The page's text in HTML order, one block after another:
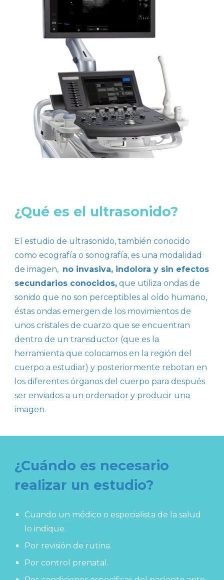
¿Qué es el ultrasonido?
El estudio de ultrasonido, también conocido
como ecografía o sonografía, es una modalidad
de imagen, no invasiva, indolora y sin efectos
secundarios conocidos, que utiliza ondas de
sonido que no son perceptibles al oído humano,
éstas ondas emergen de los movimientos de
unos cristales de cuarzo que se encuentran
dentro de un transductor (que es la
herramienta que colocamos en la región del
cuerpo a estudiar) y posteriormente rebotan en
los diferentes órganos del cuerpo para después
ser enviados a un ordenador y producir una
imagen.
¿Cuándo es necesario
realizar un estudio?
Cuando un médico o especialista de la salud
lo indique.
Por revisión de rutina.
Por control prenatal.